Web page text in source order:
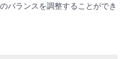
バランスを調整することができ